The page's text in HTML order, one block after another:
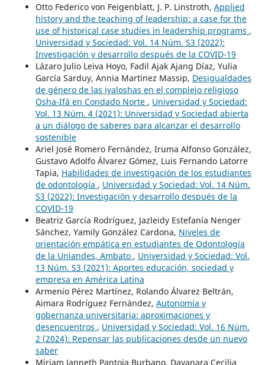
Otto Federico von Feigenblatt, J. P. Linstroth, Applied
history and the teaching of leadership: a case for the
use of historical case studies in leadership programs ,
Universidad y Sociedad: Vol. 14 Núm. S3 (2022):
Investigación y desarrollo después de la COVID-19
Lázaro Julio Leiva Hoyo, Fadil Ajak Ajang Díaz, Yulia
García Sarduy, Annia Martínez Massip, Desigualdades
de género de las iyaloshas en el complejo religioso
Osha-Ifá en Condado Norte , Universidad y Sociedad:
Vol. 13 Núm. 4 (2021): Universidad y Sociedad abierta
a un diálogo de saberes para alcanzar el desarrollo
sostenible
Ariel José Romero Fernández, Iruma Alfonso González,
Gustavo Adolfo Álvarez Gómez, Luis Fernando Latorre
Tapia, Habilidades de investigación de los estudiantes
de odontología , Universidad y Sociedad: Vol. 14 Núm.
S3 (2022): Investigación y desarrollo después de la
COVID-19
Beatriz García Rodríguez, Jazleidy Estefanía Nenger
Sánchez, Yamily González Cardona, Niveles de
orientación empática en estudiantes de Odontología
de la Uniandes, Ambato , Universidad y Sociedad: Vol.
13 Núm. S3 (2021): Aportes educación, sociedad y
empresa en América Latina
Armenio Pérez Martínez, Rolando Álvarez Beltrán,
Aimara Rodríguez Fernández, Autonomía y
gobernanza universitaria: aproximaciones y
desencuentros , Universidad y Sociedad: Vol. 16 Núm.
2 (2024): Repensar las publicaciones desde un nuevo
saber
Miriam Janneth Pantoja Burbano, Dayanara Cecilia